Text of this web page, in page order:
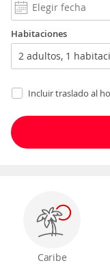
Habitaciones
Incluir traslado al
Caribe